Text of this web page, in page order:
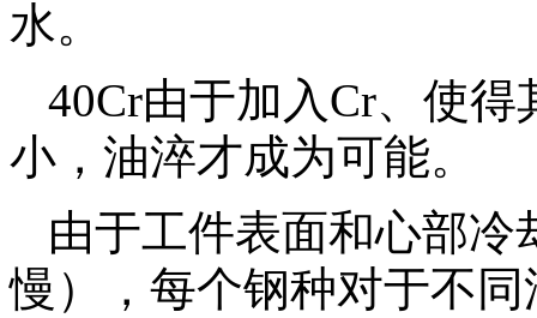
水。
40Cr由于加入Cr、使
小，油淬才成为可能。
由于工件表面和心部
慢），每个钢种对于不